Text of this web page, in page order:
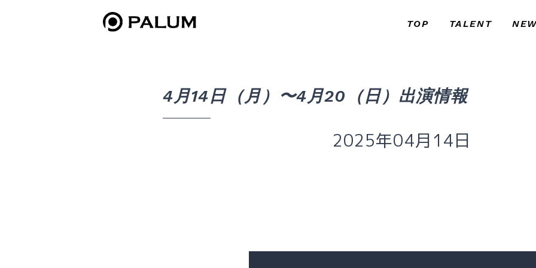
TOP TALENT
4月14日（月）〜4月20（日）出演情報
2025年04月14日